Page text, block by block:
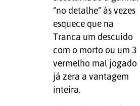
“no detalhe” às vezes
esquece que na
Tranca um descuido
com o morto ou um 3
vermelho mal jogado
já zera a vantagem
inteira.